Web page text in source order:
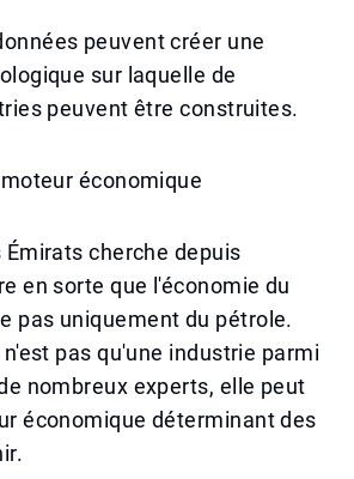
peuvent créer une
sur laquelle de
peuvent être construites.
économique
cherche depuis
en sorte que l'économie du
pas uniquement du pétrole.
n'est pas qu'une industrie parmi
nombreux experts, elle peut
économique déterminant des